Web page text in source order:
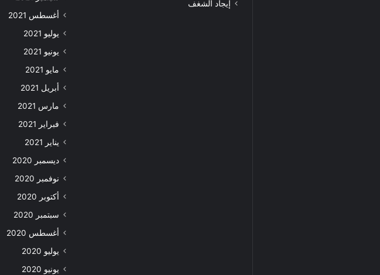
إيجاد الشغف
أغسطس 2021
يوليو 2021
يونيو 2021
مايو 2021
أبريل 2021
مارس 2021
فبراير 2021
يناير 2021
ديسمبر 2020
نوفمبر 2020
أكتوبر 2020
سبتمبر 2020
أغسطس 2020
يوليو 2020
يونيو 2020